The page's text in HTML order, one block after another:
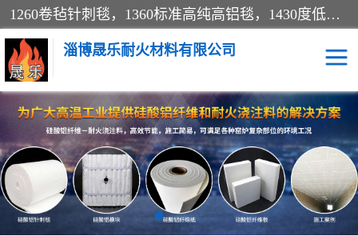
1260卷毡针刺毯，1360标准高纯高铝毯，1430度低锆锆铝含锆毯，普通挡渣棉卷毡，防火纸、挡火板、隔热垫片模块、棉块、折叠块、散棉高温固化剂价格规格密度多少钱图片视频立方平米参数指标
淄博晟乐耐火材料有限公司
硅酸铝挡渣棉 硅酸铝纤维纸
硅酸铝挡火板 高铝毯
含锆毯 硅酸铝折叠块